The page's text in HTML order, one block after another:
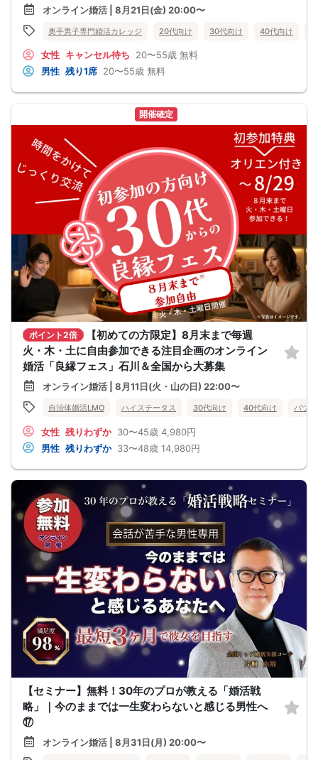
オンライン婚活 | 8月21日(金) 20:00〜
奥手男子専門婚活カレッジ 20代向け 30代向け 40代向け
女性 キャンセル待ち 20〜55歳 無料
男性 残り1席 20〜55歳 無料
開催確定
ポイント2倍
【初めての方限定】8月末まで毎週
火・木・土に自由参加できる注目企画のオンライン
婚活「良縁フェス」石川＆全国から大募集
オンライン婚活 | 8月11日(火・山の日) 22:00〜
自治体婚活LMO ハイステータス 30代向け 40代向け バツ
女性 残りわずか 30〜45歳 4,980円
男性 残りわずか 33〜48歳 14,980円
【セミナー】無料！30年のプロが教える「婚活戦
略」｜今のままでは一生変わらないと感じる男性へ
⑰
オンライン婚活 | 8月31日(月) 20:00〜